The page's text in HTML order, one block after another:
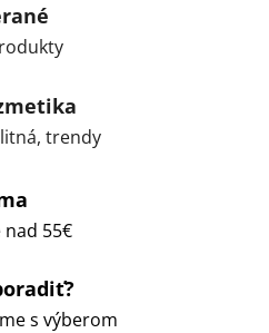
trendy
55€
s výberom